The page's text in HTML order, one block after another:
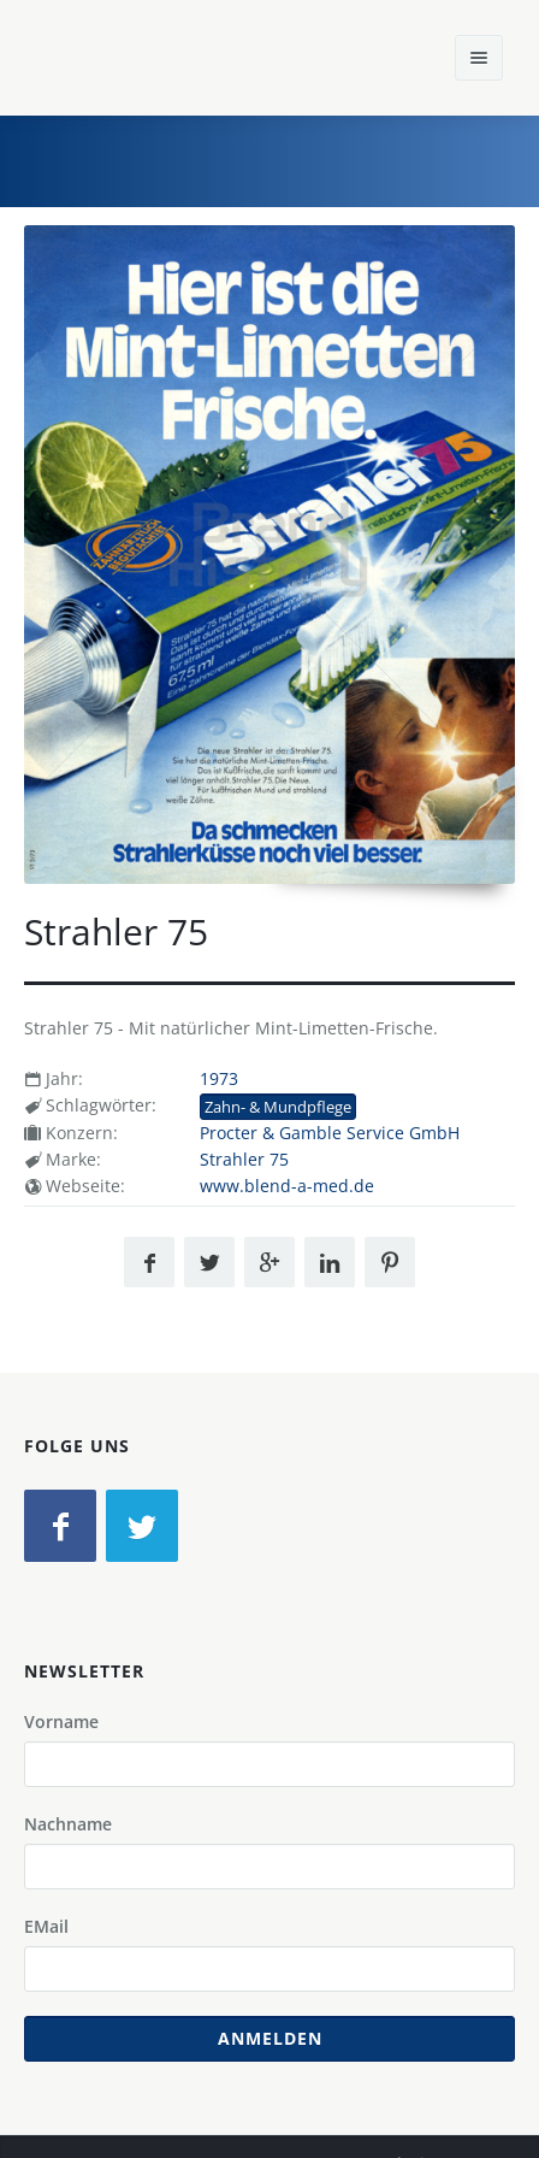
Home
Einst und Heute
Marken
Epoche
Strahler 75
Strahler 75 - Mit natürlicher Mint-Limetten-Frische.
Jahr:
1973
Schlagwörter:
Zahn- & Mundpflege
Konzern:
Procter & Gamble Service GmbH
Marke:
Strahler 75
Webseite:
www.blend-a-med.de
FOLGE UNS
NEWSLETTER
Vorname
Nachname
EMail
ANMELDEN